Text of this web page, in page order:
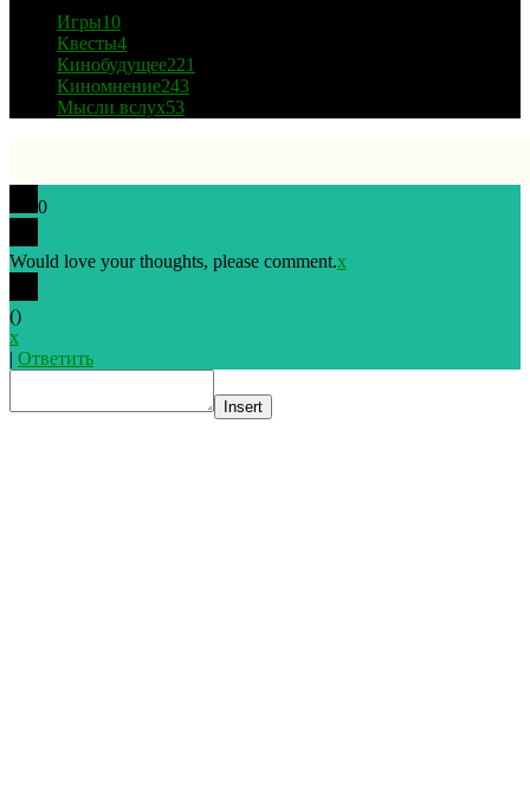
Игры10
Квесты4
Кинобудущее221
Киномнение243
Мысли вслух53
0
Would love your thoughts, please comment.x
()
x
| Ответить
Insert